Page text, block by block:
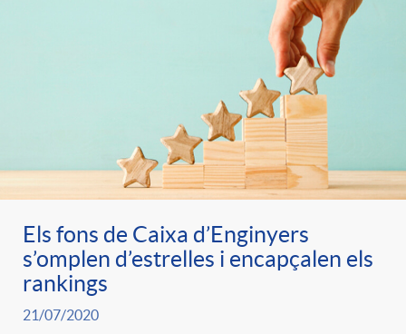
Els fons de Caixa d’Enginyers
s’omplen d’estrelles i encapçalen els
rankings
21/07/2020